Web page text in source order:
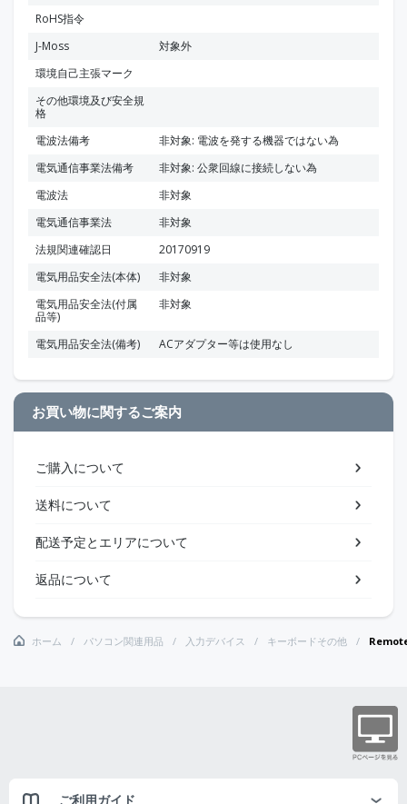
RoHS指令
J-Moss
対象外
環境自己主張マーク
その他環境及び安全規
格
電波法備考
非対象: 電波を発する機器ではない為
電気通信事業法備考
非対象: 公衆回線に接続しない為
電波法
非対象
電気通信事業法
非対象
法規関連確認日
20170919
電気用品安全法(本体)
非対象
電気用品安全法(付属
品等)
非対象
電気用品安全法(備考) ACアダプター等は使用なし
お買い物に関するご案内
ご購入について
送料について
配送予定とエリアについて
返品について
ホーム パソコン関連用品 入力デバイス キーボードその他
ご利用ガイド